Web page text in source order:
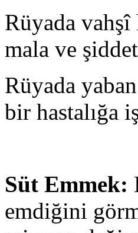
Rüyada
mala ve
Rüyada
bir hastalığa
Süt Emmek:
emdiğini